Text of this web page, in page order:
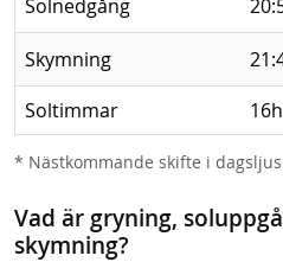
Solnedgång
Skymning
Soltimmar
* Nästkommande skifte i
Vad är gryning,
skymning?